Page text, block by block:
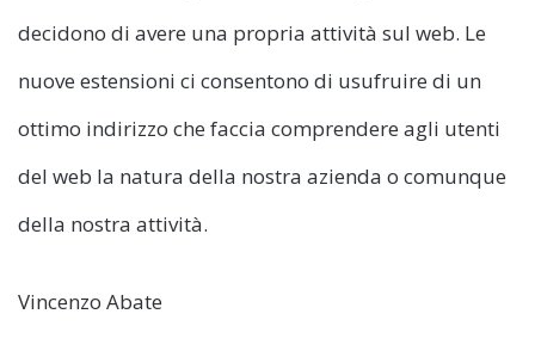
decidono di avere una propria attività sul web. Le
nuove estensioni ci consentono di usufruire di un
ottimo indirizzo che faccia comprendere agli utenti
del web la natura della nostra azienda o comunque
della nostra attività.
Vincenzo Abate